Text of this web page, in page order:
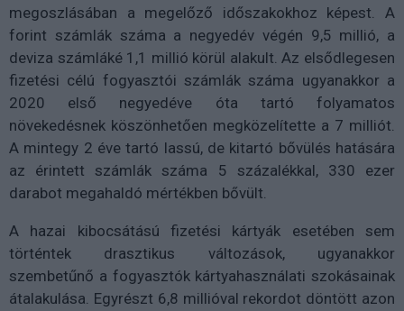
megoszlásában a megelőző időszakokhoz képest. A
forint számlák száma a negyedév végén 9,5 millió, a
deviza számláké 1,1 millió körül alakult. Az elsődlegesen
fizetési célú fogyasztói számlák száma ugyanakkor a
2020 első negyedéve óta tartó folyamatos
növekedésnek köszönhetően megközelítette a 7 milliót.
A mintegy 2 éve tartó lassú, de kitartó bővülés hatására
az érintett számlák száma 5 százalékkal, 330 ezer
darabot megahaldó mértékben bővült.
A hazai kibocsátású fizetési kártyák esetében sem
történtek drasztikus változások, ugyanakkor
szembetűnő a fogyasztók kártyahasználati szokásainak
átalakulása. Egyrészt 6,8 millióval rekordot döntött azon